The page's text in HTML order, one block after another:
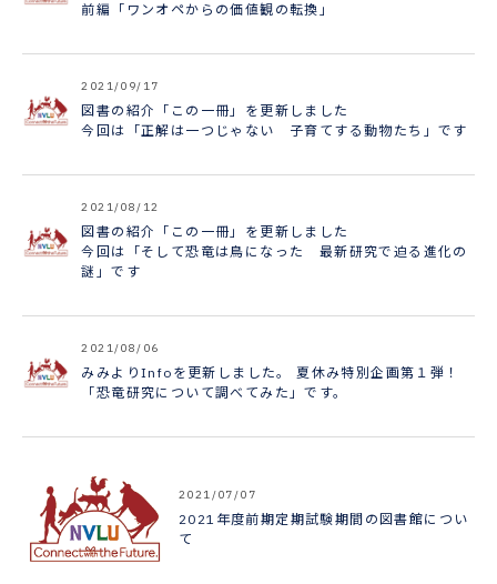
前編「ワンオペからの価値観の転換」
2021/09/17
図書の紹介「この一冊」を更新しました
今回は「正解は一つじゃない 子育てする動物たち」です
2021/08/12
図書の紹介「この一冊」を更新しました
今回は「そして恐竜は鳥になった 最新研究で迫る進化の
謎」です
2021/08/06
みみよりInfoを更新しました。 夏休み特別企画第１弾！
「恐竜研究について調べてみた」です。
2021/07/07
2021年度前期定期試験期間の図書館につい
て